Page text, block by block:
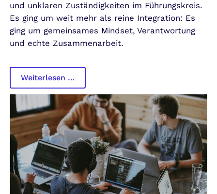
und unklaren Zuständigkeiten im Führungskreis.
Es ging um weit mehr als reine Integration: Es
ging um gemeinsames Mindset, Verantwortung
und echte Zusammenarbeit.
Weiterlesen …
einer
internationalen
Einheit